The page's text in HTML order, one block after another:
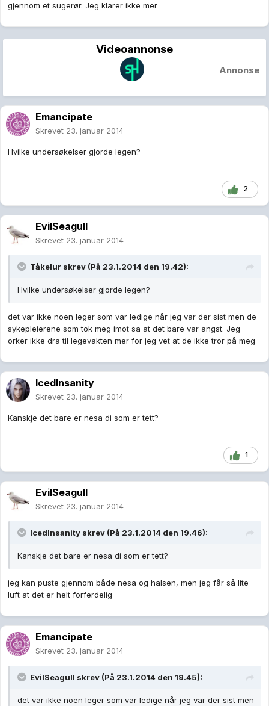
gjennom et sugerør. Jeg klarer ikke mer
Videoannonse
Annonse
Emancipate
Skrevet 23. januar 2014
Hvilke undersøkelser gjorde legen?
2
EvilSeagull
Skrevet 23. januar 2014
Tåkelur skrev (På 23.1.2014 den 19.42):
Hvilke undersøkelser gjorde legen?
det var ikke noen leger som var ledige når jeg var der sist men de
sykepleierene som tok meg imot sa at det bare var angst. Jeg
orker ikke dra til legevakten mer for jeg vet at de ikke tror på meg
IcedInsanity
Skrevet 23. januar 2014
Kanskje det bare er nesa di som er tett?
1
EvilSeagull
Skrevet 23. januar 2014
IcedInsanity skrev (På 23.1.2014 den 19.46):
Kanskje det bare er nesa di som er tett?
jeg kan puste gjennom både nesa og halsen, men jeg får så lite
luft at det er helt forferdelig
Emancipate
Skrevet 23. januar 2014
EvilSeagull skrev (På 23.1.2014 den 19.45):
det var ikke noen leger som var ledige når jeg var der sist men